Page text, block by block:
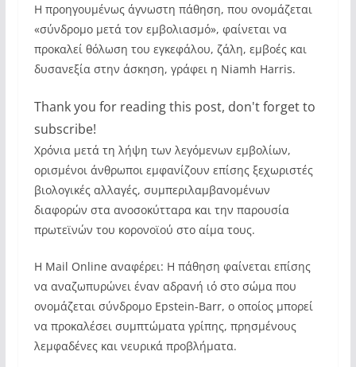
Η προηγουμένως άγνωστη πάθηση, που ονομάζεται
«σύνδρομο μετά τον εμβολιασμό», φαίνεται να
προκαλεί θόλωση του εγκεφάλου, ζάλη, εμβοές και
δυσανεξία στην άσκηση, γράφει η Niamh Harris.
Thank you for reading this post, don't forget to
subscribe!
Χρόνια μετά τη λήψη των λεγόμενων εμβολίων,
ορισμένοι άνθρωποι εμφανίζουν επίσης ξεχωριστές
βιολογικές αλλαγές, συμπεριλαμβανομένων
διαφορών στα ανοσοκύτταρα και την παρουσία
πρωτεϊνών του κορονοϊού στο αίμα τους.
Η Mail Online αναφέρει: Η πάθηση φαίνεται επίσης
να αναζωπυρώνει έναν αδρανή ιό στο σώμα που
ονομάζεται σύνδρομο Epstein-Barr, ο οποίος μπορεί
να προκαλέσει συμπτώματα γρίπης, πρησμένους
λεμφαδένες και νευρικά προβλήματα.